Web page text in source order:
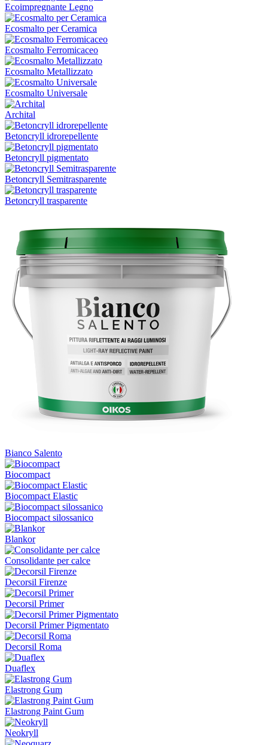
Ecoimpregnante Legno
Ecosmalto per Ceramica
Ecosmalto Ferromicaceo
Ecosmalto Metallizzato
Ecosmalto Universale
Archital
Betoncryll idrorepellente
Betoncryll pigmentato
Betoncryll Semitrasparente
Betoncryll trasparente
Bianco Salento
Biocompact
Biocompact Elastic
Biocompact silossanico
Blankor
Consolidante per calce
Decorsil Firenze
Decorsil Primer
Decorsil Primer Pigmentato
Decorsil Roma
Duaflex
Elastrong Gum
Elastrong Paint Gum
Neokryll